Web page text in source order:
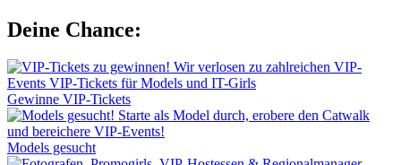
Deine Chance:
Gewinne VIP-Tickets
Models gesucht